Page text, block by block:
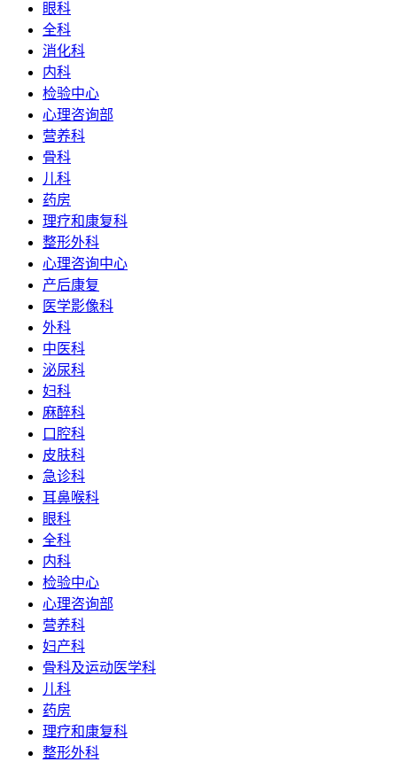
眼科
全科
消化科
内科
检验中心
心理咨询部
营养科
骨科
儿科
药房
理疗和康复科
整形外科
心理咨询中心
产后康复
医学影像科
外科
中医科
泌尿科
妇科
麻醉科
口腔科
皮肤科
急诊科
耳鼻喉科
眼科
全科
内科
检验中心
心理咨询部
营养科
妇产科
骨科及运动医学科
儿科
药房
理疗和康复科
整形外科